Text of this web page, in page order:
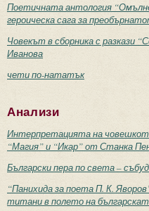
Поетичната антология
героическа сага за
Човекът в сборника с разкази
Иванова
чети по-нататък
Анализи
Интерпретацията на
“Магия” и “Икар” от Станка
Български пера по света –
“Панихида за поета П. К.
титани в полето на